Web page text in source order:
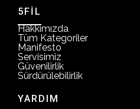
5FİL
Hakkımızda
Tüm Kategoriler
Manifesto
Servisimiz
Güvenilirlik
Sürdürülebilirlik
YARDIM